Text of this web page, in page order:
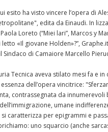
esito ha visto vincere l’opera di
edita da Einaudi. In
Loreto (“Miei lari”, Marcos y
letto «Il giovane Holden»?”,
Sindaco di Camaiore Marcello
Tecnica aveva stilato mesi fa e
essenza dell’opera vincitrice:
contrassegnata da
umane
caratterizza per epigrammi e
uno squarcio (anche